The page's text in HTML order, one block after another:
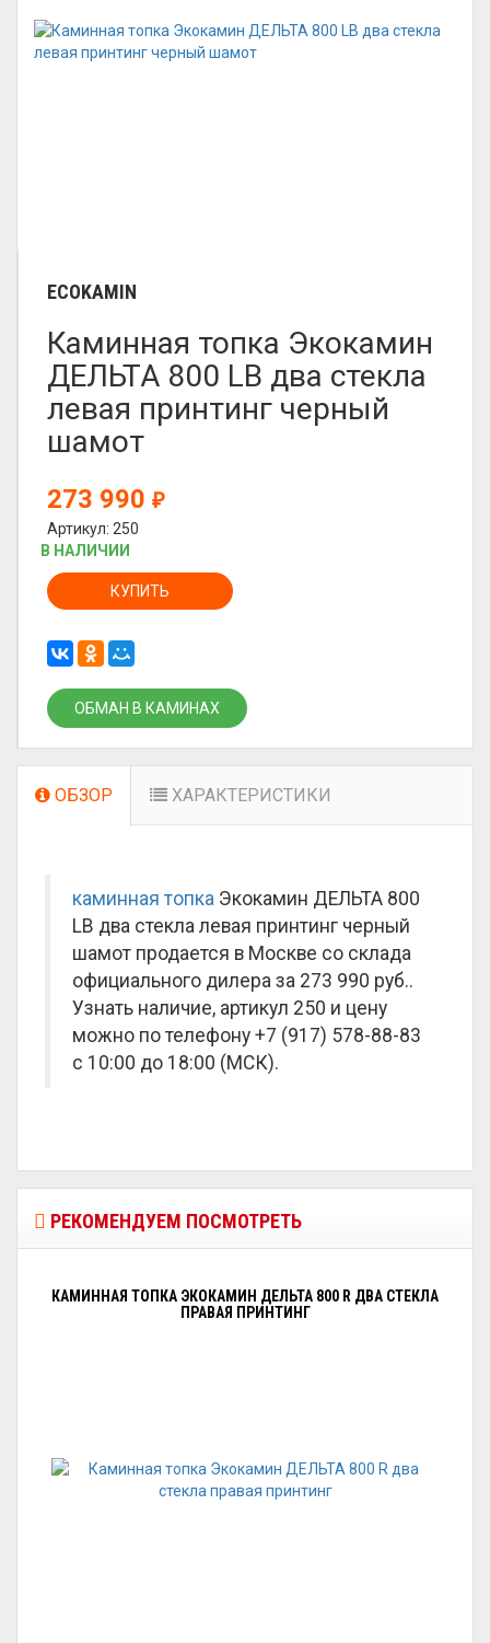
ECOKAMIN
Каминная топка Экокамин
ДЕЛЬТА 800 LB два стекла
левая принтинг черный
шамот
273 990 ₽
Артикул: 250
В НАЛИЧИИ
КУПИТЬ
ОБМАН В КАМИНАХ
ОБЗОР ХАРАКТЕРИСТИКИ
каминная топка Экокамин ДЕЛЬТА 800
LB два стекла левая принтинг черный
шамот продается в Москве со склада
официального дилера за 273 990 руб..
Узнать наличие, артикул 250 и цену
можно по телефону +7 (917) 578-88-83
с 10:00 до 18:00 (МСК).
РЕКОМЕНДУЕМ ПОСМОТРЕТЬ
КАМИННАЯ ТОПКА ЭКОКАМИН ДЕЛЬТА 800 R ДВА СТЕКЛА
ПРАВАЯ ПРИНТИНГ